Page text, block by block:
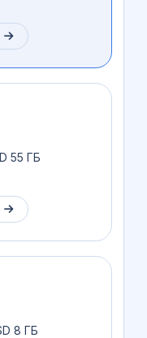
55 ГБ
8 ГБ